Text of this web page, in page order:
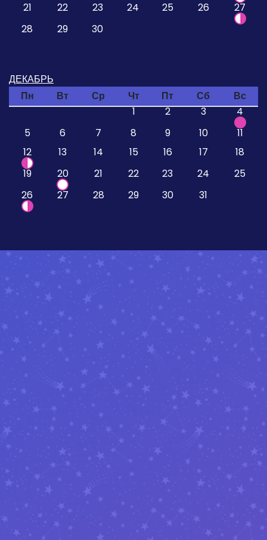
21
22 23 24 25 26
27
28
29 30
ДЕКАБРЬ
Пн
Вт Ср Чт Пт Сб
Вс
1
2 3
4
5
6 7 8 9 10
11
12
13 14 15 16 17
18
19
20 21 22 23 24
25
26
27 28 29 30 31